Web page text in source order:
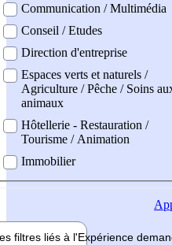
Communication / Multimédia
Conseil / Etudes
Direction d'entreprise
Espaces verts et naturels /
Agriculture / Pêche / Soins
animaux
Hôtellerie - Restauration /
Tourisme / Animation
Immobilier
filtres liés à l'Expérience